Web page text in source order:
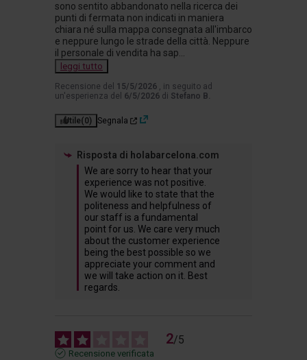
sono sentito abbandonato nella ricerca dei
punti di fermata non indicati in maniera
chiara né sulla mappa consegnata all'imbarco
e neppure lungo le strade della città. Neppure
il personale di vendita ha sap
leggi tutto
Recensione del 15/5/2026 , in seguito ad
un'esperienza del 6/5/2026 di Stefano B.
Utile(0) Segnala
Risposta di holabarcelona.com
We are sorry to hear that your
experience was not positive.
We would like to state that the
politeness and helpfulness of
our staff is a fundamental
point for us. We care very much
about the customer experience
being the best possible so we
appreciate your comment and
we will take action on it. Best
regards.
2/5
Recensione verificata